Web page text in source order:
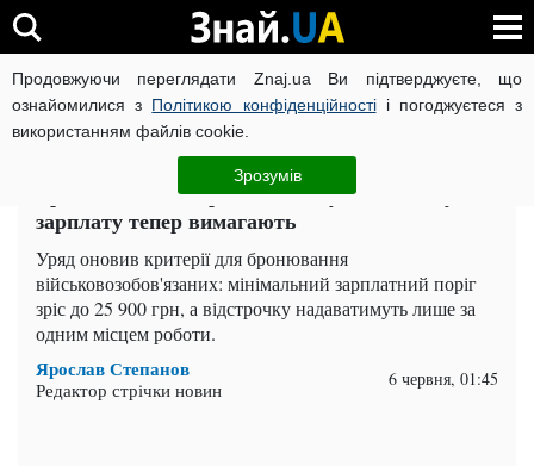
Продовжуючи переглядати Znaj.ua Ви підтверджуєте, що
ознайомилися з Політикою конфіденційностіі погоджуєтеся з
використанням файлів cookie.
Зрозумів
ВІЙНА РОСІЇ ПРОТИ УКРАЇНИ КОРОНАВІРУС В УКРАЇНІ
ЧИТАТЬ НА РУССКОМ
Бронювання подорожчало: яку мінімальну
зарплату тепер вимагають
Уряд оновив критерії для бронювання
військовозобов'язаних: мінімальний зарплатний поріг
зріс до 25 900 грн, а відстрочку надаватимуть лише за
одним місцем роботи.
Ярослав Степанов
Редактор стрічки новин 6 червня, 01:45